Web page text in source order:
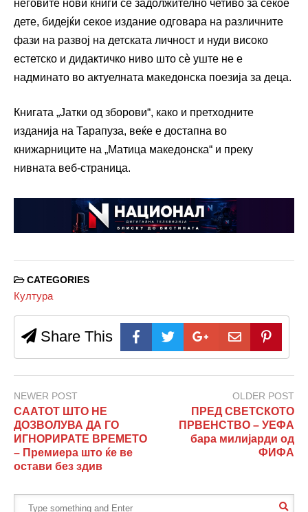
неговите нови книги се задолжително четиво за секое
дете, бидејќи секое издание одговара на различните
фази на развој на детската личност и нуди високо
естетско и дидактичко ниво што сѐ уште не е
надминато во актуелната македонска поезија за деца.
Книгата „Јатки од зборови“, како и претходните
изданија на Тарапуза, веќе е достапна во
книжарниците на „Матица македонска“ и преку
нивната веб-страница.
CATEGORIES
Култура
Share This
NEWER POST
СААТОТ ШТО НЕ
ДОЗВОЛУВА ДА ГО
ИГНОРИРАТЕ ВРЕМЕТО
– Премиера што ќе ве
остави без здив
OLDER POST
ПРЕД СВЕТСКОТО
ПРВЕНСТВО – УЕФА
бара милијарди од
ФИФА